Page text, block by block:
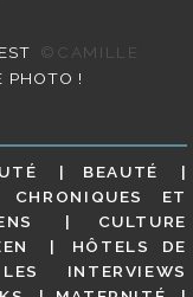
©CAMILLE
PHOTO !
BEAUTÉ
CHRONIQUES ET
CULTURE
HÔTELS DE
LES INTERVIEWS